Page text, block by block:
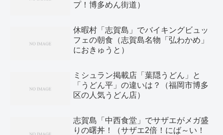
プ！博多めん街道）
休暇村「志賀島」でバイキングビュッ
フェの朝食（志賀島名物「弘わかめ」
におきゅうと）
ミシュラン掲載店「葉隠うどん」と
「うどん平」の違いは？（福岡市博多
区の人気うどん店）
志賀島「中西食堂」でサザエがメガ盛
りの曙丼！（サザエ2倍！にば～い！